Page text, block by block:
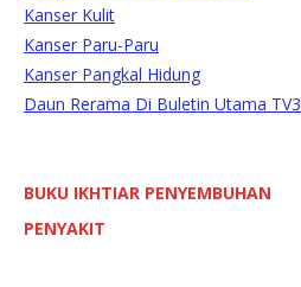
Kanser Kulit
Kanser Paru-Paru
Kanser Pangkal Hidung
Daun Rerama Di Buletin Utama TV3
BUKU IKHTIAR PENYEMBUHAN
PENYAKIT